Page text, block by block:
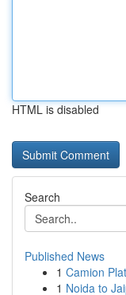
HTML is disabled
Search
Published News
1 Camion
1 Noida to